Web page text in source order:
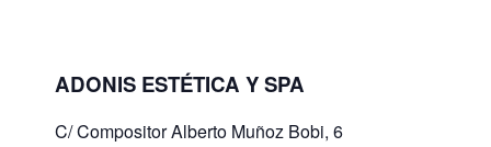
ADONIS ESTÉTICA Y SPA
C/ Compositor Alberto Muñoz Bobi, 6